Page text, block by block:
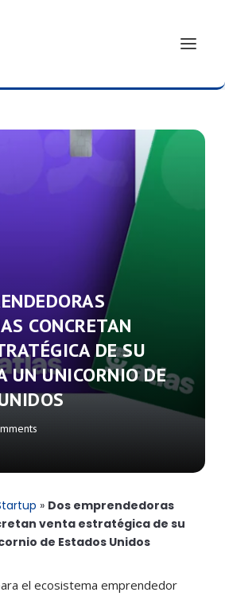
CONCRETAN
DE SU
UN UNICORNIO DE
» Dos emprendedoras
venta estratégica de su
de Estados Unidos
el ecosistema emprendedor